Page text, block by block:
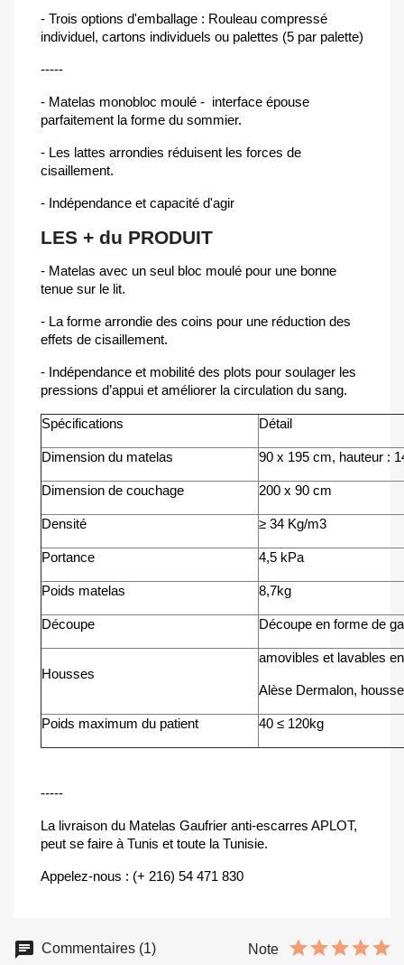
- Trois options d'emballage : Rouleau compressé
individuel, cartons individuels ou palettes (5 par palette)
-----
- Matelas monobloc moulé - interface épouse
parfaitement la forme du sommier.
- Les lattes arrondies réduisent les forces de
cisaillement.
- Indépendance et capacité d'agir
LES + du PRODUIT
- Matelas avec un seul bloc moulé pour une bonne
tenue sur le lit.
- La forme arrondie des coins pour une réduction des
effets de cisaillement.
- Indépendance et mobilité des plots pour soulager les
pressions d’appui et améliorer la circulation du sang.
Spécifications Détail
Dimension du matelas 90 x 195 cm, hauteur :
Dimension de couchage 200 x 90 cm
Densité ≥ 34 Kg/m3
Portance 4,5 kPa
Poids matelas 8,7kg
Découpe Découpe en forme de
Housses
amovibles et lavables
Alèse Dermalon,
Poids maximum du patient 40 ≤ 120kg
-----
La livraison du Matelas Gaufrier anti-escarres APLOT,
peut se faire à Tunis et toute la Tunisie.
Appelez-nous : (+ 216) 54 471 830
Commentaires (1) Note